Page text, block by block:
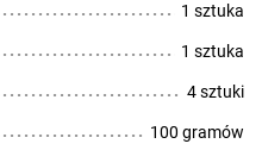
1 sztuka
1 sztuka
4 sztuki
100 gramów